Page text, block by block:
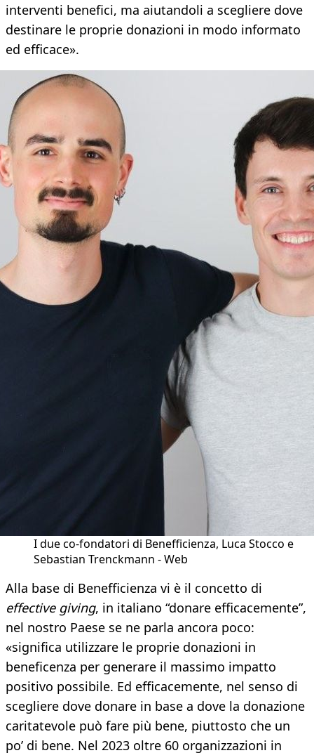
interventi benefici, ma aiutandoli a scegliere dove
destinare le proprie donazioni in modo informato
ed efficace».
I due co-fondatori di Benefficienza, Luca Stocco e
Sebastian Trenckmann - Web
Alla base di Benefficienza vi è il concetto di
effective giving, in italiano “donare efficacemente”,
nel nostro Paese se ne parla ancora poco:
«significa utilizzare le proprie donazioni in
beneficenza per generare il massimo impatto
positivo possibile. Ed efficacemente, nel senso di
scegliere dove donare in base a dove la donazione
caritatevole può fare più bene, piuttosto che un
po’ di bene. Nel 2023 oltre 60 organizzazioni in